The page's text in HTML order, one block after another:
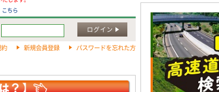
こちら
ログイン
約 新規会員登録 パスワードを忘れた方